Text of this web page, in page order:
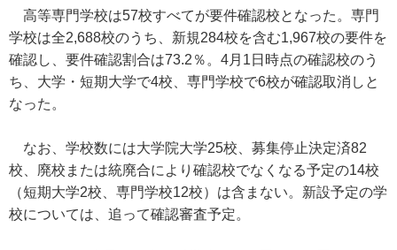
高等専門学校は57校すべてが要件確認校となった。専門
学校は全2,688校のうち、新規284校を含む1,967校の要件を
確認し、要件確認割合は73.2％。4月1日時点の確認校のう
ち、大学・短期大学で4校、専門学校で6校が確認取消しと
なった。
なお、学校数には大学院大学25校、募集停止決定済82
校、廃校または統廃合により確認校でなくなる予定の14校
（短期大学2校、専門学校12校）は含まない。新設予定の学
校については、追って確認審査予定。